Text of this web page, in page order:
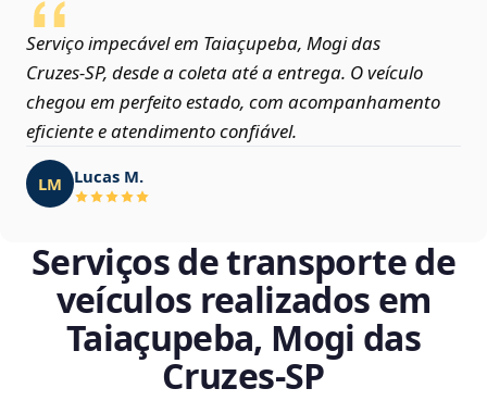
Serviço impecável em Taiaçupeba, Mogi das
Cruzes‑SP, desde a coleta até a entrega. O veículo
chegou em perfeito estado, com acompanhamento
eficiente e atendimento confiável.
LM Lucas M.
Serviços de transporte de
veículos realizados em
Taiaçupeba, Mogi das
Cruzes‑SP